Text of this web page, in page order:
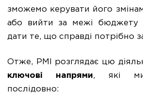
зможемо керувати його
або вийти за межі бюджету
дати те, що справді потрібно
Отже, PMI розглядає цю
ключові напрями, які ми
послідовно: